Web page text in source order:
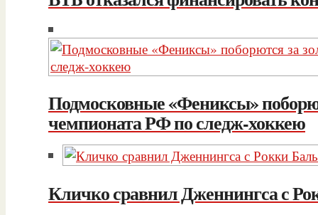
Подмосковные «Фениксы»
чемпионата РФ по следж-хоккею
Кличко сравнил Дженнингса с